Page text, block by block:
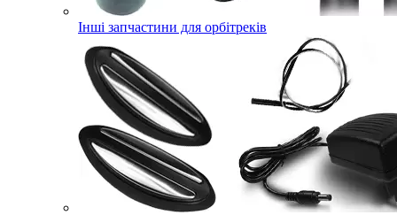
Інші запчастини для орбітреків